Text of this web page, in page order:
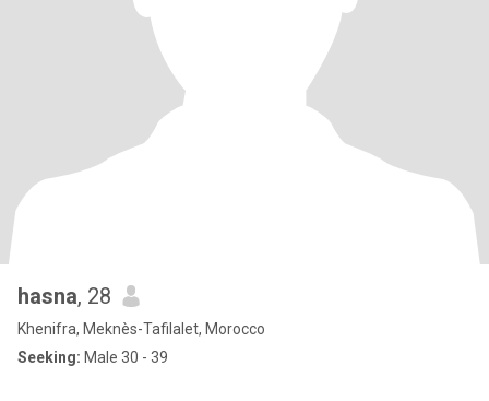
hasna, 28
Khenifra, Meknès-Tafilalet, Morocco
Seeking: Male 30 - 39